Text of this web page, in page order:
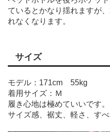
ているとかなり揺れますが
れなくなります。
サイズ
モデル：171cm 55kg
着用サイズ：Ｍ
履き心地は極めていいです。
サイズ感、裾丈、軽さ、す